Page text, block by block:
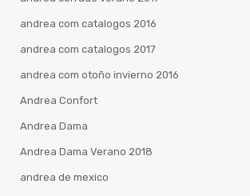
andrea com catalogos 2016
andrea com catalogos 2017
andrea com otoño invierno 2016
Andrea Confort
Andrea Dama
Andrea Dama Verano 2018
andrea de mexico